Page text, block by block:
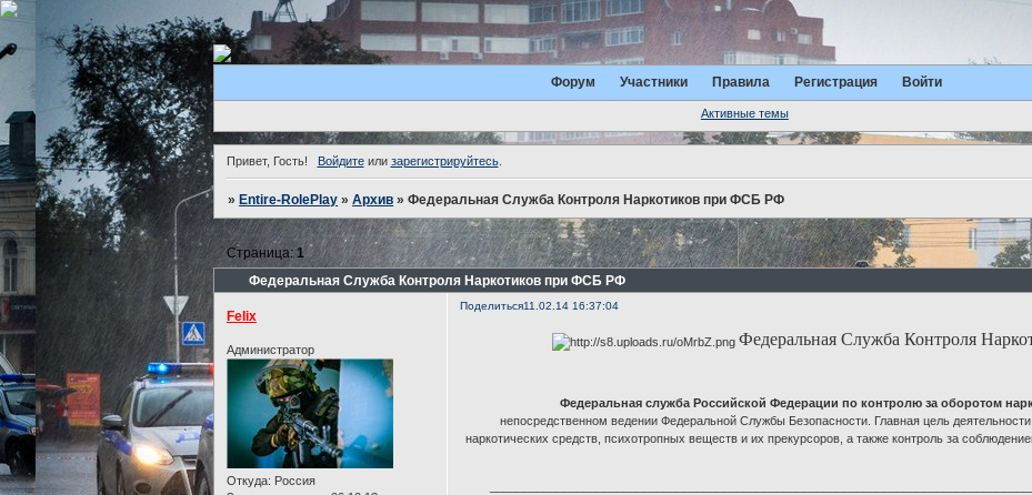
Форум Участники Правила Регистрация Войти
Активные темы
Привет, Гость! Войдитеили зарегистрируйтесь.
»Entire-RolePlay »Архив »Федеральная Служба Контроля Наркотиков при ФСБ РФ
Федеральная Служба Контроля Наркотиков при ФСБ РФ
Страница:1
Поделиться11.02.14 16:37:04
Felix
Администратор
Откуда: Россия
Федеральная Служба Контроля
Федеральная служба Российской Федерации по контролю за оборотом
непосредственном ведении Федеральной Службы Безопасности. Главная цель
наркотических средств, психотропных веществ и их прекурсоров, а также контроль за